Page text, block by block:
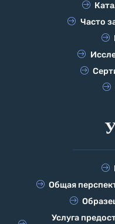
Часто
Общая
Услуга